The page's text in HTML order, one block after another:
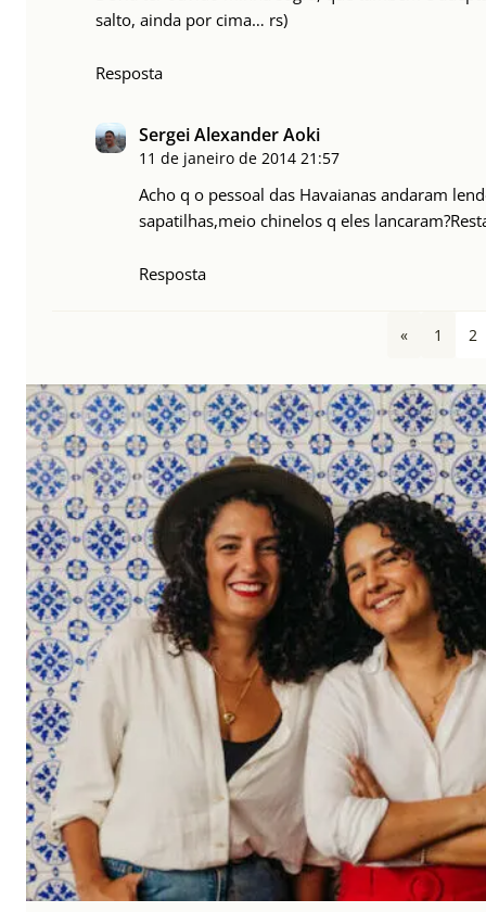
salto, ainda por cima… rs)
Resposta
Sergei Alexander Aoki
11 de janeiro de 2014 21:57
Acho q o pessoal das Havaianas andaram
sapatilhas,meio chinelos q eles
Resposta
« 1 2